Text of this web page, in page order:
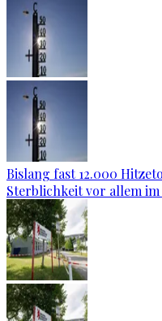
Bislang fast 12.000
Sterblichkeit vor allem im